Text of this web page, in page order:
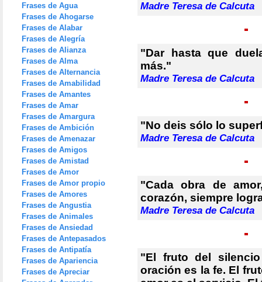
Frases de Agua
Frases de Ahogarse
Frases de Alabar
Frases de Alegría
Frases de Alianza
Frases de Alma
Frases de Alternancia
Frases de Amabilidad
Frases de Amantes
Frases de Amar
Frases de Amargura
Frases de Ambición
Frases de Amenazar
Frases de Amigos
Frases de Amistad
Frases de Amor
Frases de Amor propio
Frases de Amores
Frases de Angustia
Frases de Animales
Frases de Ansiedad
Frases de Antepasados
Frases de Antipatía
Frases de Apariencia
Frases de Apreciar
Madre Teresa de Calcuta
"Dar hasta que
más."
Madre Teresa de Calcuta
"No deis sólo lo
Madre Teresa de Calcuta
"Cada obra de
corazón, siempre
Madre Teresa de Calcuta
"El fruto del
oración es la fe. El